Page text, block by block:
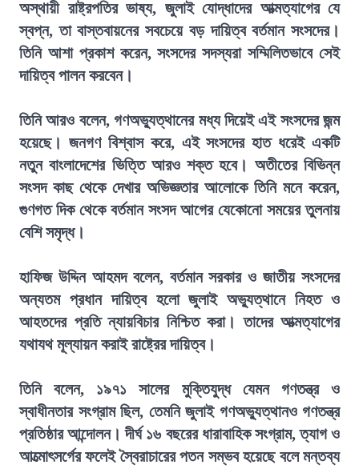
অস্থায়ী রাষ্ট্রপতির ভাষ্য, জুলাই যোদ্ধাদের আত্মত্যাগের যে
স্বপ্ন, তা বাস্তবায়নের সবচেয়ে বড় দায়িত্ব বর্তমান সংসদের।
তিনি আশা প্রকাশ করেন, সংসদের সদস্যরা সম্মিলিতভাবে সেই
দায়িত্ব পালন করবেন।
তিনি আরও বলেন, গণঅভ্যুত্থানের মধ্য দিয়েই এই সংসদের জন্ম
হয়েছে। জনগণ বিশ্বাস করে, এই সংসদের হাত ধরেই একটি
নতুন বাংলাদেশের ভিত্তি আরও শক্ত হবে। অতীতের বিভিন্ন
সংসদ কাছ থেকে দেখার অভিজ্ঞতার আলোকে তিনি মনে করেন,
গুণগত দিক থেকে বর্তমান সংসদ আগের যেকোনো সময়ের তুলনায়
বেশি সমৃদ্ধ।
হাফিজ উদ্দিন আহমদ বলেন, বর্তমান সরকার ও জাতীয় সংসদের
অন্যতম প্রধান দায়িত্ব হলো জুলাই অভ্যুত্থানে নিহত ও
আহতদের প্রতি ন্যায়বিচার নিশ্চিত করা। তাদের আত্মত্যাগের
যথাযথ মূল্যায়ন করাই রাষ্ট্রের দায়িত্ব।
তিনি বলেন, ১৯৭১ সালের মুক্তিযুদ্ধ যেমন গণতন্ত্র ও
স্বাধীনতার সংগ্রাম ছিল, তেমনি জুলাই গণঅভ্যুত্থানও গণতন্ত্র
প্রতিষ্ঠার আন্দোলন। দীর্ঘ ১৬ বছরের ধারাবাহিক সংগ্রাম, ত্যাগ ও
আত্মোৎসর্গের ফলেই স্বৈরাচারের পতন সম্ভব হয়েছে বলে মন্তব্য